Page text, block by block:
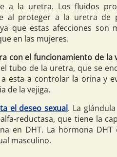
a la uretra. Los fluidos
al proteger a la uretra de
que estas afecciones son
en las mujeres.
con el funcionamiento de la
tubo de la uretra, que se
esta a controlar la orina y
de la vejiga.
el deseo sexual. La
reductasa, que tiene la
en DHT. La hormona
masculino.